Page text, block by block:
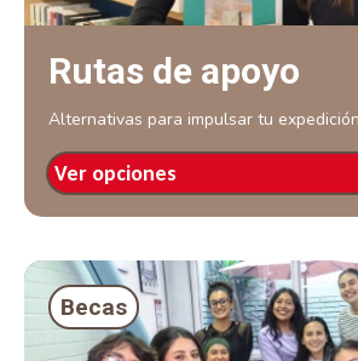
Rutas de apoyo
Alternativas para impulsar tu
Ver opciones
Becas